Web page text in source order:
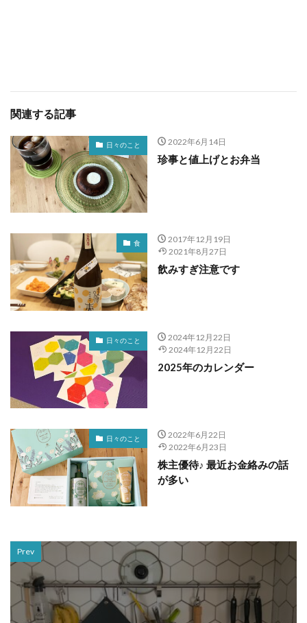
関連する記事
日々のこと 2022年6月14日
珍事と値上げとお弁当
食
2017年12月19日
2021年8月27日
飲みすぎ注意です
日々のこと
2024年12月22日
2024年12月22日
2025年のカレンダー
日々のこと
2022年6月22日
2022年6月23日
株主優待♪ 最近お金絡みの話
が多い
Prev